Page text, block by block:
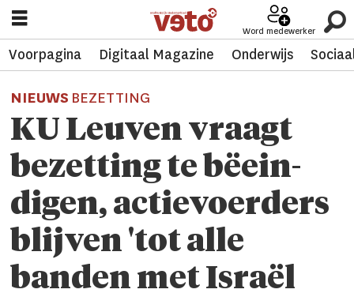
Word medewerker
Voorpagina Digitaal Magazine Onderwijs
NIEUWS BEZETTING
KU Leuven vraagt
bezetting te bëein­
digen, actievoerders
blijven 'tot alle
banden met Israël